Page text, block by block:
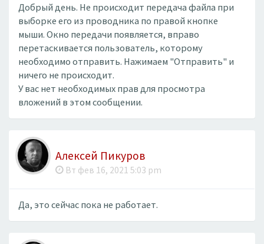
Добрый день. Не происходит передача файла при
выборке его из проводника по правой кнопке
мыши. Окно передачи появляется, вправо
перетаскивается пользователь, которому
необходимо отправить. Нажимаем "Отправить" и
ничего не происходит.
У вас нет необходимых прав для просмотра
вложений в этом сообщении.
Алексей Пикуров
Вт фев 16, 2021 5:03 pm
Да, это сейчас пока не работает.